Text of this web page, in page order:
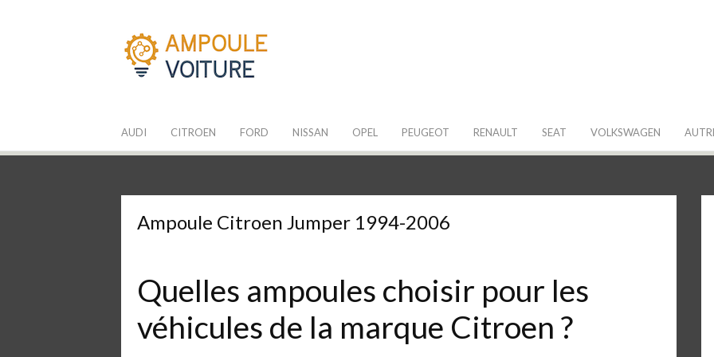
AUDI CITROEN FORD NISSAN OPEL PEUGEOT RENAULT SEAT VOLKSWAGEN
Ampoule Citroen Jumper 1994-2006
Quelles ampoules choisir pour les
véhicules de la marque Citroen ?